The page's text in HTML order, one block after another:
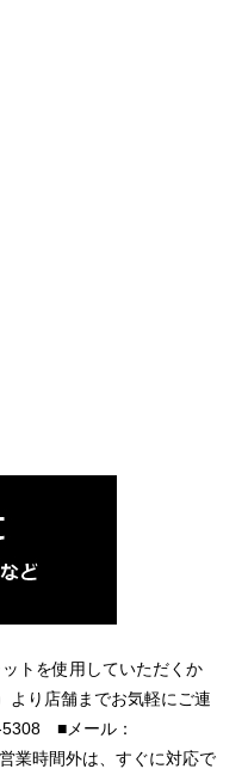
トを使用していただくか
より店舗までお気軽にご連
5308 ■メール：
時間外は、すぐに対応で